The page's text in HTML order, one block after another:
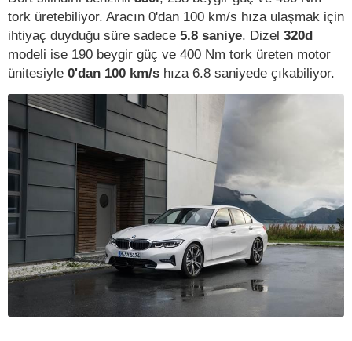
tork üretebiliyor. Aracın 0'dan 100 km/s hıza ulaşmak için
ihtiyaç duyduğu süre sadece 5.8 saniye. Dizel 320d
modeli ise 190 beygir güç ve 400 Nm tork üreten motor
ünitesiyle 0'dan 100 km/s hıza 6.8 saniyede çıkabiliyor.